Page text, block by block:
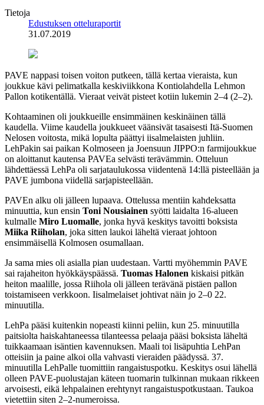
Tietoja
Edustuksen otteluraportit
31.07.2019
PAVE nappasi toisen voiton putkeen, tällä kertaa vieraista, kun
joukkue kävi pelimatkalla keskiviikkona Kontiolahdella Lehmon
Pallon kotikentällä. Vieraat veivät pisteet kotiin lukemin 2–4 (2–2).
Kohtaaminen oli joukkueille ensimmäinen keskinäinen tällä
kaudella. Viime kaudella joukkueet väänsivät tasaisesti Itä-Suomen
Nelosen voitosta, mikä lopulta päättyi iisalmelaisten juhliin.
LehPakin sai paikan Kolmoseen ja Joensuun JIPPO:n farmijoukkue
on aloittanut kautensa PAVEa selvästi terävämmin. Otteluun
lähdettäessä LehPa oli sarjataulukossa viidentenä 14:llä pisteellään ja
PAVE jumbona viidellä sarjapisteellään.
PAVEn alku oli jälleen lupaava. Ottelussa mentiin kahdeksatta
minuuttia, kun ensin Toni Nousiainen syötti laidalta 16-alueen
kulmalle Miro Luomalle, jonka hyvä keskitys tavoitti boksista
Miika Riiholan, joka sitten laukoi läheltä vieraat johtoon
ensimmäisellä Kolmosen osumallaan.
Ja sama mies oli asialla pian uudestaan. Vartti myöhemmin PAVE
sai rajaheiton hyökkäyspäässä. Tuomas Halonen kiskaisi pitkän
heiton maalille, jossa Riihola oli jälleen terävänä pistäen pallon
toistamiseen verkkoon. Iisalmelaiset johtivat näin jo 2–0 22.
minuutilla.
LehPa pääsi kuitenkin nopeasti kiinni peliin, kun 25. minuutilla
paitsiolta haiskahtaneessa tilanteessa pelaaja pääsi boksista läheltä
tuikkaamaan isäntien kavennuksen. Maali toi lisäpuhtia LehPan
otteisiin ja paine alkoi olla vahvasti vieraiden päädyssä. 37.
minuutilla LehPalle tuomittiin rangaistuspotku. Keskitys osui lähellä
olleen PAVE-puolustajan käteen tuomarin tulkinnan mukaan rikkeen
arvoisesti, eikä lehpalainen erehtynyt rangaistuspotkustaan. Taukoa
vietettiin siten 2–2-numeroissa.